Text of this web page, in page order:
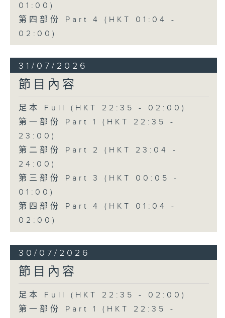
01:00)
第四部份 Part 4 (HKT 01:04 -
02:00)
31/07/2026
節目內容
足本 Full (HKT 22:35 - 02:00)
第一部份 Part 1 (HKT 22:35 -
23:00)
第二部份 Part 2 (HKT 23:04 -
24:00)
第三部份 Part 3 (HKT 00:05 -
01:00)
第四部份 Part 4 (HKT 01:04 -
02:00)
30/07/2026
節目內容
足本 Full (HKT 22:35 - 02:00)
第一部份 Part 1 (HKT 22:35 -